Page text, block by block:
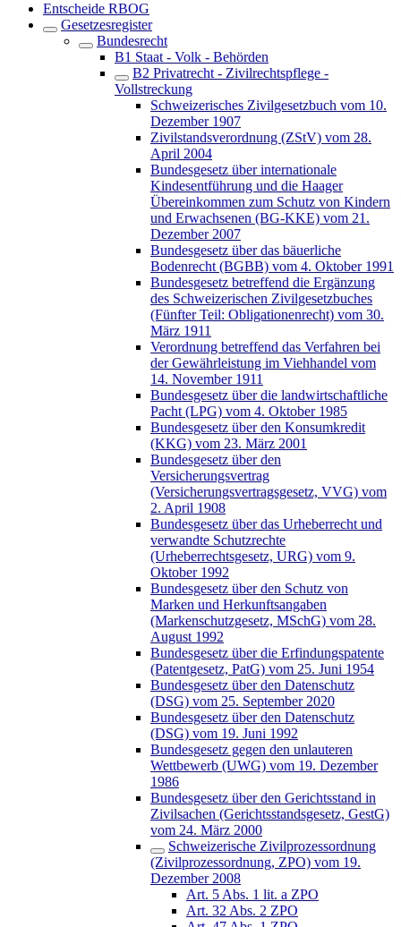
Entscheide RBOG
Gesetzesregister
Bundesrecht
B1 Staat - Volk - Behörden
B2 Privatrecht - Zivilrechtspflege -
Vollstreckung
Schweizerisches Zivilgesetzbuch vom 10.
Dezember 1907
Zivilstandsverordnung (ZStV) vom 28.
April 2004
Bundesgesetz über internationale
Kindesentführung und die Haager
Übereinkommen zum Schutz von Kindern
und Erwachsenen (BG-KKE) vom 21.
Dezember 2007
Bundesgesetz über das bäuerliche
Bodenrecht (BGBB) vom 4. Oktober 1991
Bundesgesetz betreffend die Ergänzung
des Schweizerischen Zivilgesetzbuches
(Fünfter Teil: Obligationenrecht) vom 30.
März 1911
Verordnung betreffend das Verfahren bei
der Gewährleistung im Viehhandel vom
14. November 1911
Bundesgesetz über die landwirtschaftliche
Pacht (LPG) vom 4. Oktober 1985
Bundesgesetz über den Konsumkredit
(KKG) vom 23. März 2001
Bundesgesetz über den
Versicherungsvertrag
(Versicherungsvertragsgesetz, VVG) vom
2. April 1908
Bundesgesetz über das Urheberrecht und
verwandte Schutzrechte
(Urheberrechtsgesetz, URG) vom 9.
Oktober 1992
Bundesgesetz über den Schutz von
Marken und Herkunftsangaben
(Markenschutzgesetz, MSchG) vom 28.
August 1992
Bundesgesetz über die Erfindungspatente
(Patentgesetz, PatG) vom 25. Juni 1954
Bundesgesetz über den Datenschutz
(DSG) vom 25. September 2020
Bundesgesetz über den Datenschutz
(DSG) vom 19. Juni 1992
Bundesgesetz gegen den unlauteren
Wettbewerb (UWG) vom 19. Dezember
1986
Bundesgesetz über den Gerichtsstand in
Zivilsachen (Gerichtsstandsgesetz, GestG)
vom 24. März 2000
Schweizerische Zivilprozessordnung
(Zivilprozessordnung, ZPO) vom 19.
Dezember 2008
Art. 5 Abs. 1 lit. a ZPO
Art. 32 Abs. 2 ZPO